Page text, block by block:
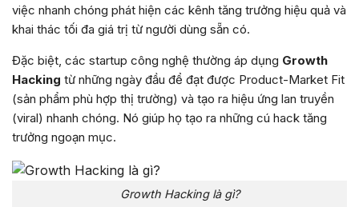
việc nhanh chóng phát hiện các kênh tăng trưởng hiệu quả và
khai thác tối đa giá trị từ người dùng sẵn có.
Đặc biệt, các startup công nghệ thường áp dụng Growth
Hacking từ những ngày đầu để đạt được Product-Market Fit
(sản phẩm phù hợp thị trường) và tạo ra hiệu ứng lan truyền
(viral) nhanh chóng. Nó giúp họ tạo ra những cú hack tăng
trưởng ngoạn mục.
Growth Hacking là gì?